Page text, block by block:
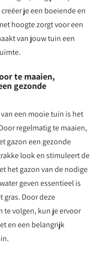
je een boeiende en
hoogte zorgt voor een
van jouw tuin een
te maaien,
gezonde
een mooie tuin is het
regelmatig te maaien,
gazon een gezonde
look en stimuleert de
het gazon van de nodige
geven essentieel is
gras. Door deze
te volgen, kun je ervoor
en een belangrijk